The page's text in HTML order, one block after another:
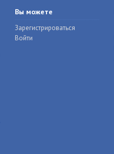
Вы можете
Зарегистрироваться
Войти